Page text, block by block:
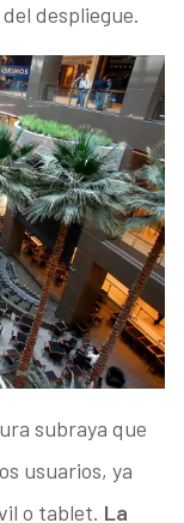
despliegue.
subraya que
usuarios, ya
o tablet. La